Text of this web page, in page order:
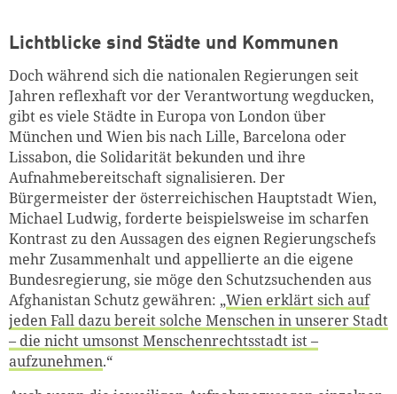
Lichtblicke sind Städte und Kommunen
Doch während sich die nationalen Regierungen seit
Jahren reflexhaft vor der Verantwortung wegducken,
gibt es viele Städte in Europa von London über
München und Wien bis nach Lille, Barcelona oder
Lissabon, die Solidarität bekunden und ihre
Aufnahmebereitschaft signalisieren. Der
Bürgermeister der österreichischen Hauptstadt Wien,
Michael Ludwig, forderte beispielsweise im scharfen
Kontrast zu den Aussagen des eignen Regierungschefs
mehr Zusammenhalt und appellierte an die eigene
Bundesregierung, sie möge den Schutzsuchenden aus
Afghanistan Schutz gewähren: „Wien erklärt sich auf
jeden Fall dazu bereit solche Menschen in unserer Stadt
– die nicht umsonst Menschenrechtsstadt ist –
aufzunehmen.“